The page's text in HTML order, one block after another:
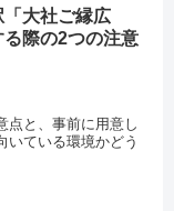
「大社ご縁広
際の2つの注意
点と、事前に用意し
いている環境かどう